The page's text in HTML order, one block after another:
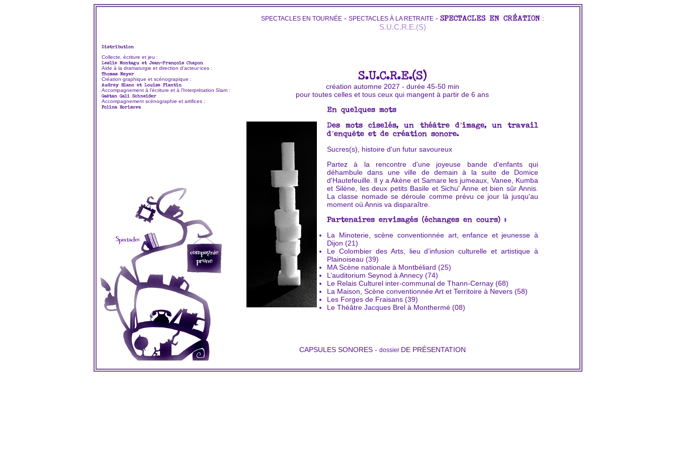
Distribution
Collecte, écriture et jeu :
Leslie Montagu et Jean-François Chapon
Aide à la dramaturgie et direction d’acteur·ices :
Thomas Meyer
Création graphique et scénograpique :
Audrey Blanc et Louise Plantin
Accompagnement à l’écriture et à l’Interprétation Slam :
Gaëtan Gali Schneider
Accompagnement scénographie et artifices :
Polina Borisova
SPECTACLES EN TOURNÉE- SPECTACLES À LA RETRAITE- SPECTACLES EN CRÉATION:
S.U.C.R.E.(S)
S.U.C.R.E.(S)
création automne 2027 - durée 45-50 min
pour toutes celles et tous ceux qui mangent à partir de 6 ans
En quelques mots
Des mots ciselés, un théâtre d’image, un travail
d’enquête et de création sonore.
Sucres(s), histoire d'un futur savoureux
Partez à la rencontre d'une joyeuse bande d'enfants qui
déhambule dans une ville de demain à la suite de Domice
d'Hautefeuille. ll y a Akène et Samare les jumeaux, Vanee, Kumba
et Silène, les deux petits Basile et Sichu' Anne et bien sûr Annis.
La classe nomade se déroule comme prévu ce jour là jusqu'au
moment où Annis va disparaître.
Partenaires envisagés (échanges en cours) :
La Minoterie, scène conventionnée art, enfance et jeunesse à
Dijon (21)
Le Colombier des Arts, lieu d’infusion culturelle et artistique à
Plainoiseau (39)
MA Scène nationale à Montbéliard (25)
L’auditorium Seynod à Annecy (74)
Le Relais Culturel inter-communal de Thann-Cernay (68)
La Maison, Scène conventionnée Art et Territoire à Nevers (58)
Les Forges de Fraisans (39)
Le Théâtre Jacques Brel à Monthermé (08)
CAPSULES SONORES- dossier DE PRÉSENTATION